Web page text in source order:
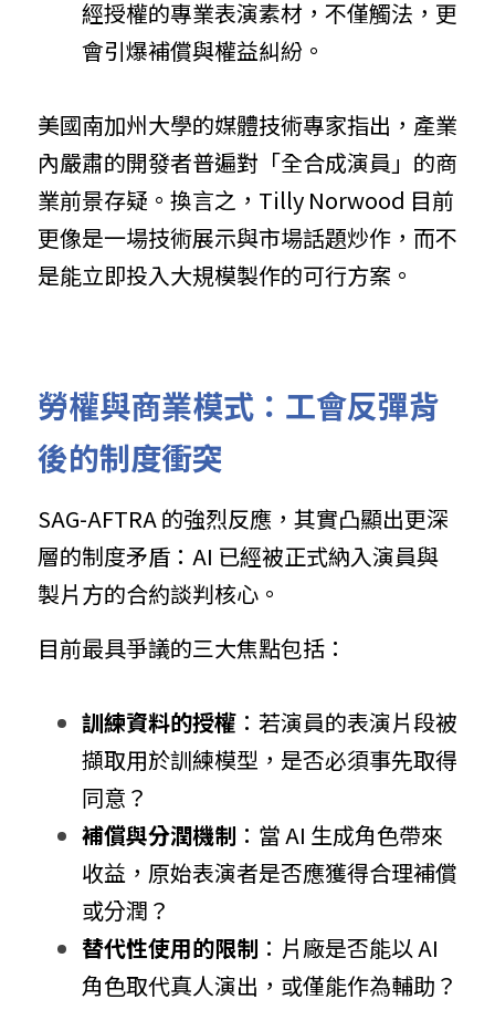
經授權的專業表演素材，不僅觸法，更
會引爆補償與權益糾紛。
美國南加州大學的媒體技術專家指出，產業
內嚴肅的開發者普遍對「全合成演員」的商
業前景存疑。換言之，Tilly Norwood 目前
更像是一場技術展示與市場話題炒作，而不
是能立即投入大規模製作的可行方案。
勞權與商業模式：工會反彈背
後的制度衝突
SAG-AFTRA 的強烈反應，其實凸顯出更深
層的制度矛盾：AI 已經被正式納入演員與
製片方的合約談判核心。
目前最具爭議的三大焦點包括：
訓練資料的授權 ：若演員的表演片段被
擷取用於訓練模型，是否必須事先取得
同意？
補償與分潤機制 ：當 AI 生成角色帶來
收益，原始表演者是否應獲得合理補償
或分潤？
替代性使用的限制 ：片廠是否能以 AI
角色取代真人演出，或僅能作為輔助？